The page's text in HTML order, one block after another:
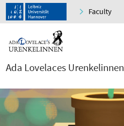
Faculty
Ada Lovelaces Urenkelinnen